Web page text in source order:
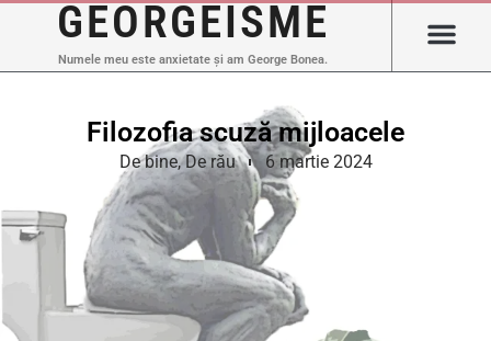
GEORGEISME
Numele meu este anxietate și am George Bonea.
Filozofia scuză mijloacele
De bine,De rău 6 martie 2024